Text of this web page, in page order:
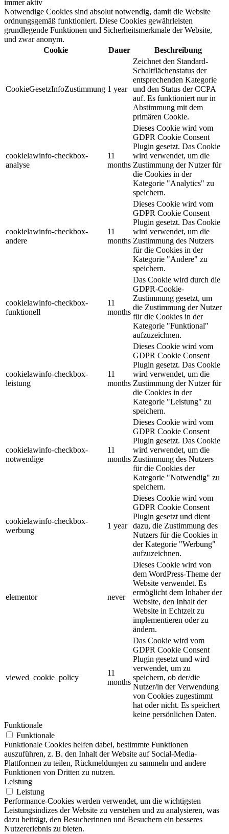
immer aktiv
Notwendige Cookies sind absolut notwendig, damit die Website
ordnungsgemäß funktioniert. Diese Cookies gewährleisten
grundlegende Funktionen und Sicherheitsmerkmale der Website,
und zwar anonym.
Cookie
Dauer Beschreibung
CookieGesetzInfoZustimmung 1 year
Zeichnet den Standard-
Schaltflächenstatus der
entsprechenden Kategorie
und den Status der CCPA
auf. Es funktioniert nur in
Abstimmung mit dem
primären Cookie.
cookielawinfo-checkbox-
analyse
11
months
Dieses Cookie wird vom
GDPR Cookie Consent
Plugin gesetzt. Das Cookie
wird verwendet, um die
Zustimmung der Nutzer für
die Cookies in der
Kategorie "Analytics" zu
speichern.
cookielawinfo-checkbox-
andere
11
months
Dieses Cookie wird vom
GDPR Cookie Consent
Plugin gesetzt. Das Cookie
wird verwendet, um die
Zustimmung des Nutzers
für die Cookies in der
Kategorie "Andere" zu
speichern.
cookielawinfo-checkbox-
funktionell
11
months
Das Cookie wird durch die
GDPR-Cookie-
Zustimmung gesetzt, um
die Zustimmung der Nutzer
für die Cookies in der
Kategorie "Funktional"
aufzuzeichnen.
cookielawinfo-checkbox-
leistung
11
months
Dieses Cookie wird vom
GDPR Cookie Consent
Plugin gesetzt. Das Cookie
wird verwendet, um die
Zustimmung der Nutzer für
die Cookies in der
Kategorie "Leistung" zu
speichern.
cookielawinfo-checkbox-
notwendige
11
months
Dieses Cookie wird vom
GDPR Cookie Consent
Plugin gesetzt. Das Cookie
wird verwendet, um die
Zustimmung des Nutzers
für die Cookies der
Kategorie "Notwendig" zu
speichern.
cookielawinfo-checkbox-
werbung
1 year
Dieses Cookie wird vom
GDPR Cookie Consent
Plugin gesetzt und dient
dazu, die Zustimmung des
Nutzers für die Cookies in
der Kategorie "Werbung"
aufzuzeichnen.
elementor never
Dieses Cookie wird von
dem WordPress-Theme der
Website verwendet. Es
ermöglicht dem Inhaber der
Website, den Inhalt der
Website in Echtzeit zu
implementieren oder zu
ändern.
viewed_cookie_policy
11
months
Das Cookie wird vom
GDPR Cookie Consent
Plugin gesetzt und wird
verwendet, um zu
speichern, ob der/die
Nutzer/in der Verwendung
von Cookies zugestimmt
hat oder nicht. Es speichert
keine persönlichen Daten.
Funktionale
Funktionale
Funktionale Cookies helfen dabei, bestimmte Funktionen
auszuführen, z. B. den Inhalt der Website auf Social-Media-
Plattformen zu teilen, Rückmeldungen zu sammeln und andere
Funktionen von Dritten zu nutzen.
Leistung
Leistung
Performance-Cookies werden verwendet, um die wichtigsten
Leistungsindizes der Website zu verstehen und zu analysieren, was
dazu beiträgt, den Besucherinnen und Besuchern ein besseres
Nutzererlebnis zu bieten.